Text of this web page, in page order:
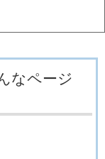
なページ